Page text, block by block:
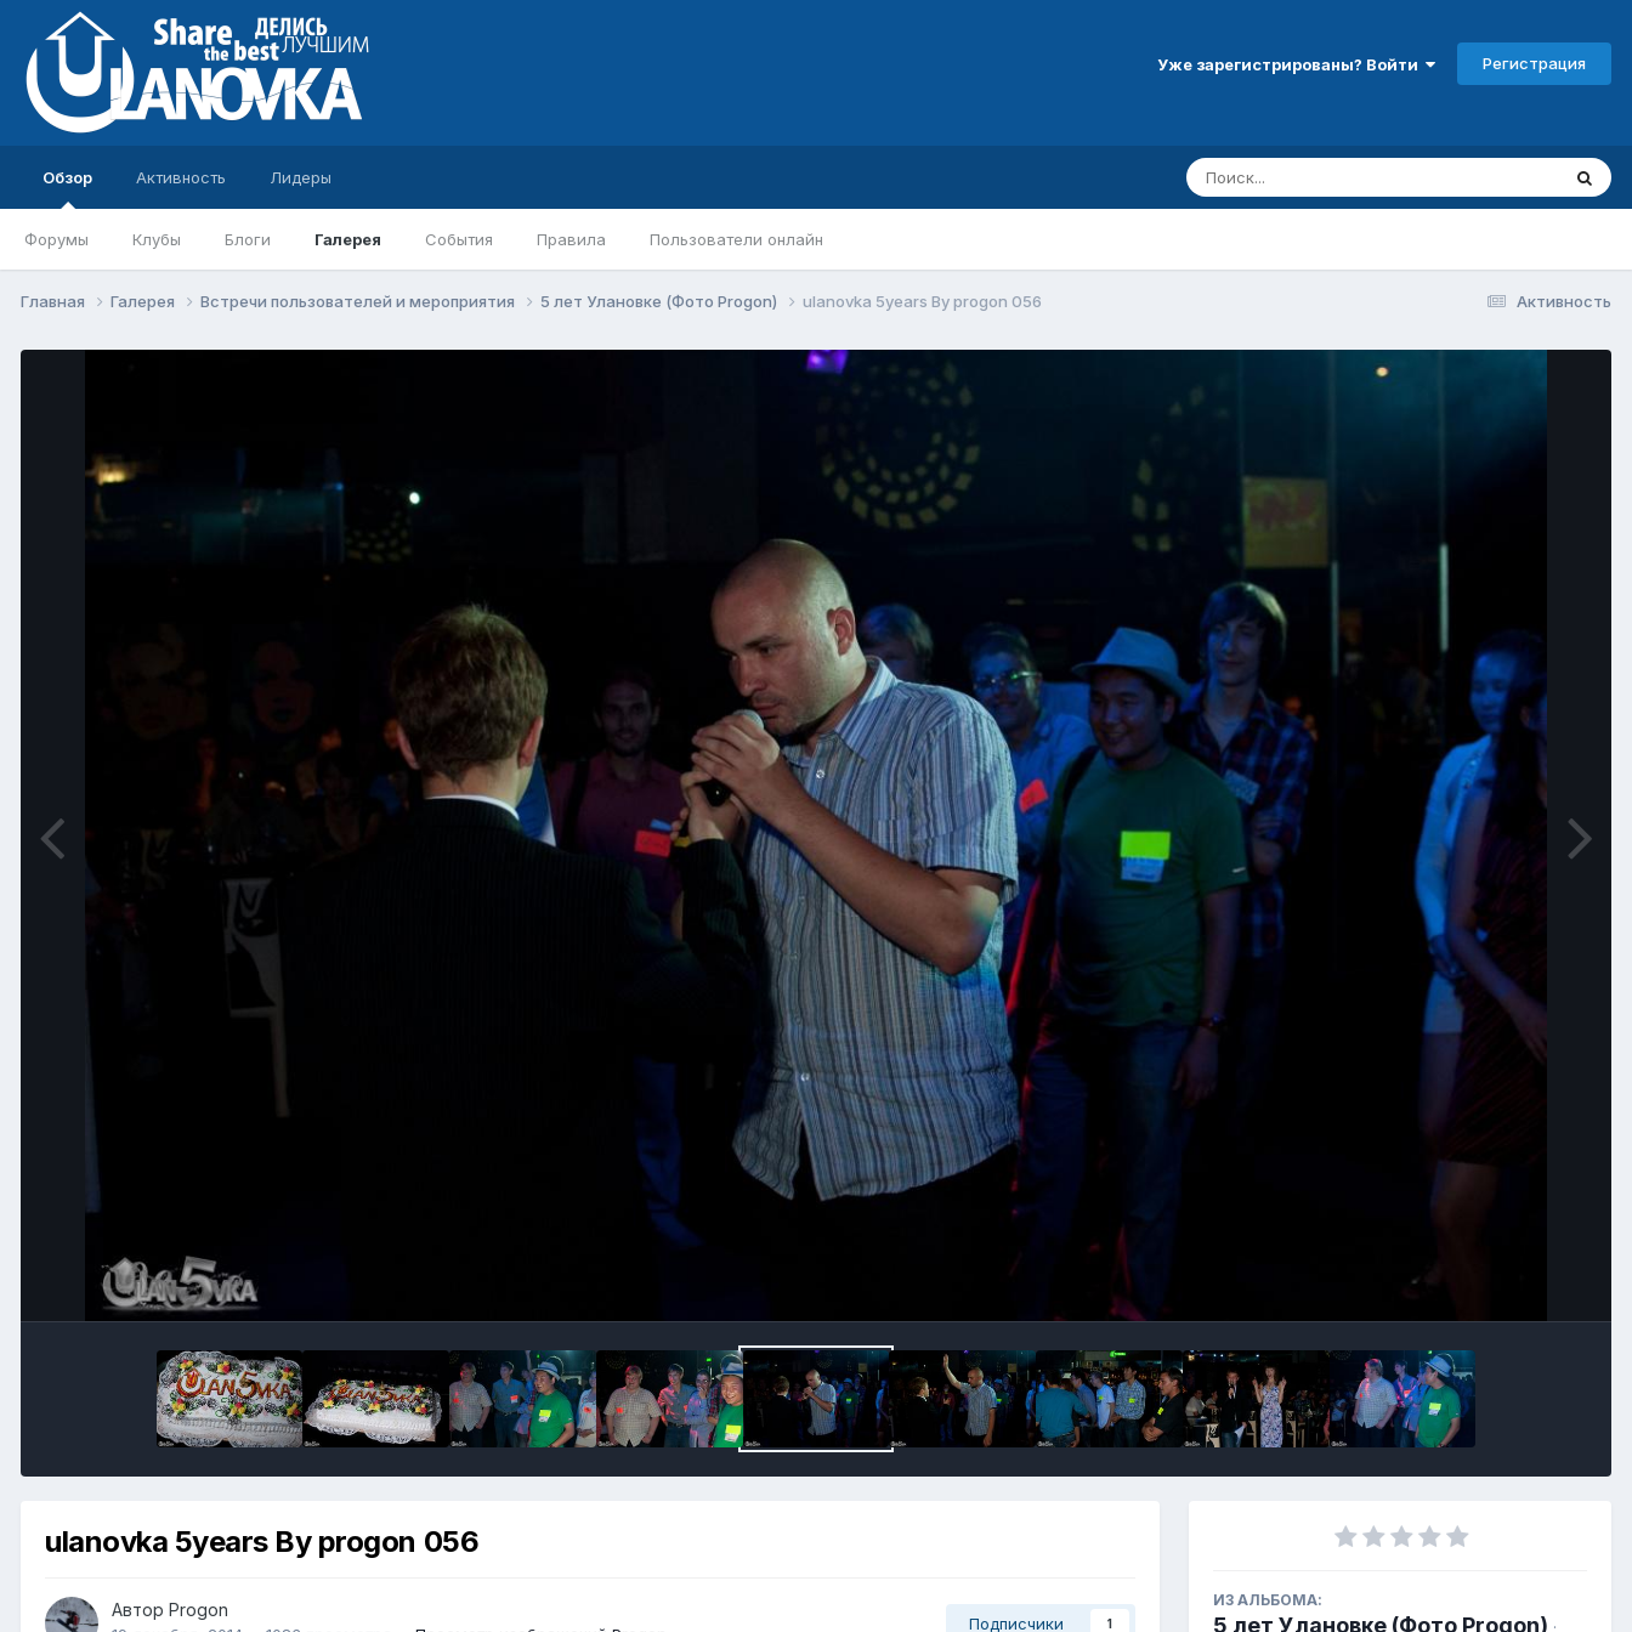
Уже зарегистрированы? Войти Регистрация
Обзор
Форумы Клубы Блоги Галерея События Правила Пользователи онлайн
Активность Лидеры
Активность
Главная Галерея Встречи пользователей и мероприятия 5 лет Улановке (Фото Progon) ulanovka 5years By progon 056
ulanovka 5years By progon 056
Автор Progon
Подписчики 1
ИЗ АЛЬБОМА:
5 лет Улановке (Фото Progon) ·